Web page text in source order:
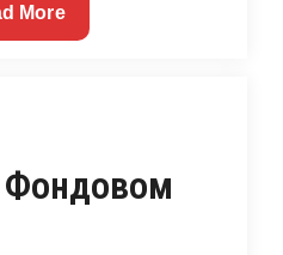
More
Фондовом